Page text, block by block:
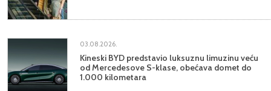
03.08.2026.
Kineski BYD predstavio luksuznu limuzinu veću
od Mercedesove S-klase, obećava domet do
1.000 kilometara